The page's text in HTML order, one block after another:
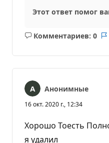
Этот ответ помог
Комментариев: 0
Без
Анонимные
16 окт. 2020 г., 12:34
Хорошо Тоесть
я удалил